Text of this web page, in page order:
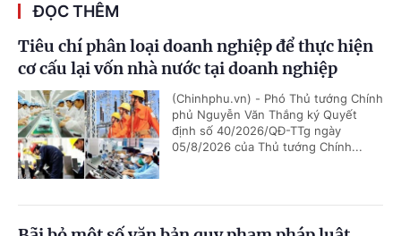
ĐỌC THÊM
Tiêu chí phân loại doanh nghiệp để thực hiện
cơ cấu lại vốn nhà nước tại doanh nghiệp
(Chinhphu.vn) - Phó Thủ tướng Chính
phủ Nguyễn Văn Thắng ký Quyết
định số 40/2026/QĐ-TTg ngày
05/8/2026 của Thủ tướng Chính...